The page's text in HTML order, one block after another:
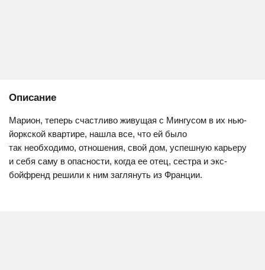
Описание
Марион, теперь счастливо живущая с Мингусом в их нью-
йоркской квартире, нашла все, что ей было
так необходимо, отношения, свой дом, успешную карьеру
и себя саму в опасности, когда ее отец, сестра и экс-
бойфренд решили к ним заглянуть из Франции.